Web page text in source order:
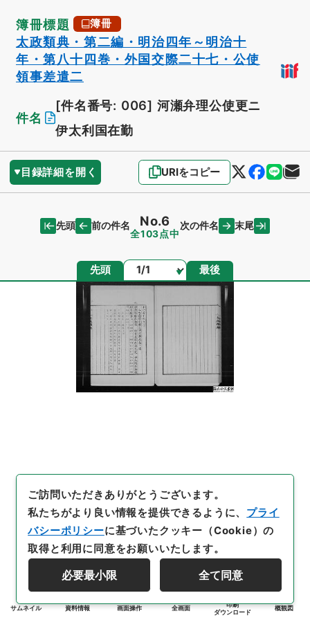
簿冊標題 簿冊
太政類典・第二編・明治四年～明治十
年・第八十四巻・外国交際二十七・公使
領事差遣二
件名
[件名番号: 006] 河瀬弁理公使更ニ
伊太利国在勤
目録詳細を開く URIをコピー
先頭 前の件名 No.6
全103点中
次の件名 末尾
先頭 ページ 最後
サムネイル 資料情報 画面操作 全画面
印刷
ダウンロード
概観図
ご訪問いただきありがとうございます。
私たちがより良い情報を提供できるように、 プライ
バシーポリシーに基づいたクッキー（Cookie）の
取得と利用に同意をお願いいたします。
必要最小限 全て同意